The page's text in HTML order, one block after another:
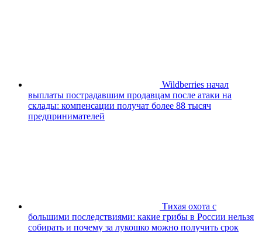
Wildberries начал
выплаты пострадавшим продавцам после атаки на
склады: компенсации получат более 88 тысяч
предпринимателей
Тихая охота с
большими последствиями: какие грибы в России нельзя
собирать и почему за лукошко можно получить срок